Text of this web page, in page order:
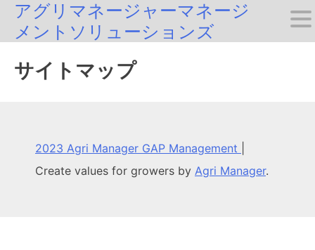
Skipアグリマネージャーマネージ
メントソリューションズ
サイトマップ
2023 Agri Manager GAP Management
Create values for growers by Agri Manager.